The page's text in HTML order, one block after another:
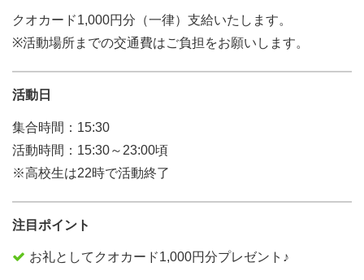
クオカード1,000円分（一律）支給いたします。
※活動場所までの交通費はご負担をお願いします。
活動日
集合時間：15:30
活動時間：15:30～23:00頃
※高校生は22時で活動終了
注目ポイント
お礼としてクオカード1,000円分プレゼント♪